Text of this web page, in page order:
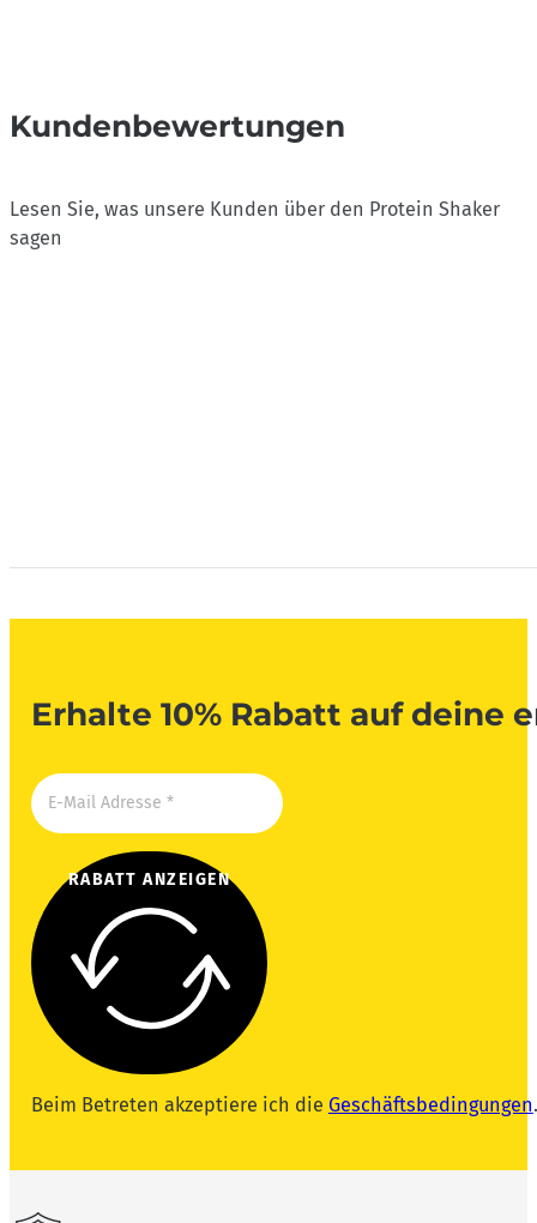
Kundenbewertungen
Lesen Sie, was unsere Kunden über den Protein Shaker
sagen
Erhalte 10% Rabatt auf deine
RABATT ANZEIGEN
Beim Betreten akzeptiere ich die Geschäftsbedingungen.